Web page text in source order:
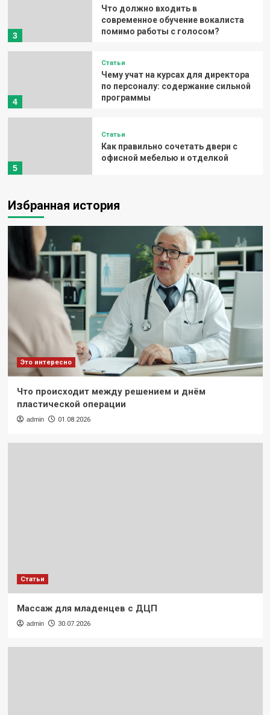
Что должно входить в современное
обучение вокалиста помимо работы с
голосом?
персоналу: содержание сильной программы
Статьи
Как правильно сочетать двери с офисной
мебелью и отделкой
3
Что должно входить в
современное обучение вокалиста
помимо работы с голосом?
4
Статьи
Чему учат на курсах для директора
по персоналу: содержание сильной
программы
5
Статьи
Как правильно сочетать двери с
офисной мебелью и отделкой
Избранная история
Это интересно
Что происходит между решением и днём
пластической операции
admin 01.08.2026
Статьи
Массаж для младенцев с ДЦП
admin 30.07.2026